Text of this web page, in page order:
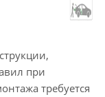
при
требуется